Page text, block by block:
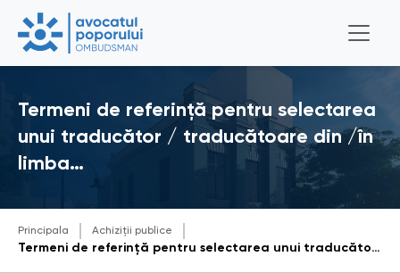
Termeni de referință pentru selectarea
unui traducător / traducătoare din /în
limba…
Principala Achiziții publice
Termeni de referință pentru selectarea unui traducător / traducătoare din /în limba engleză - română